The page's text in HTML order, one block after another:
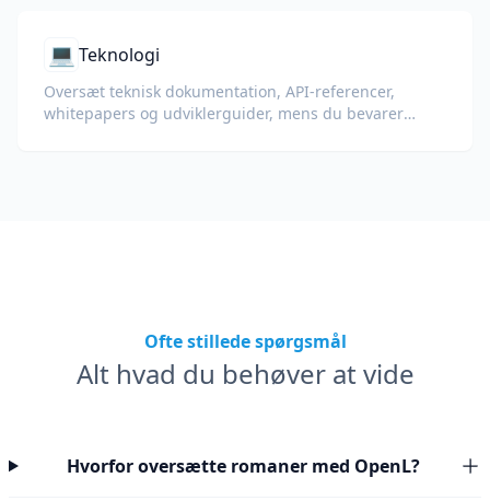
💻 Teknologi
Oversæt teknisk dokumentation, API-referencer,
whitepapers og udviklerguider, mens du bevarer
Ofte stillede spørgsmål
Alt hvad du behøver at vide
Hvorfor oversætte romaner med OpenL?